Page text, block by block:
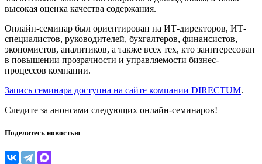
высокая оценка качества содержания.
Онлайн-семинар был ориентирован на ИТ-директоров, ИТ-
специалистов, руководителей, бухгалтеров, финансистов,
экономистов, аналитиков, а также всех тех, кто заинтересован
в повышении прозрачности и управляемости бизнес-
процессов компании.
Запись семинара доступна на сайте компании DIRECTUM.
Следите за анонсами следующих онлайн-семинаров!
Поделитесь новостью